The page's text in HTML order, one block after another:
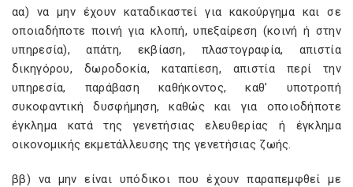
αα) να μην έχουν καταδικαστεί για κακούργημα και σε
οποιαδήποτε ποινή για κλοπή, υπεξαίρεση (κοινή ή στην
υπηρεσία), απάτη, εκβίαση, πλαστογραφία, απιστία
δικηγόρου, δωροδοκία, καταπίεση, απιστία περί την
υπηρεσία, παράβαση καθήκοντος, καθ’ υποτροπή
συκοφαντική δυσφήμηση, καθώς και για οποιοδήποτε
έγκλημα κατά της γενετήσιας ελευθερίας ή έγκλημα
οικονομικής εκμετάλλευσης της γενετήσιας ζωής.
ββ) να μην είναι υπόδικοι που έχουν παραπεμφθεί με